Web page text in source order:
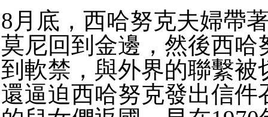
8月底，西哈努克夫婦帶
莫尼回到金邊，然後西哈
到軟禁，與外界的聯繫被
還逼迫西哈努克發出信件